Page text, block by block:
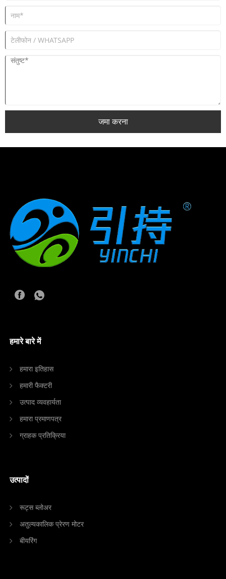
जमा करना
हमारे बारे में
हमारा इतिहास
हमारी फैक्टरी
उत्पाद व्यवहार्यता
हमारा प्रमाणपत्र
ग्राहक प्रतिक्रिया
उत्पादों
रूट्स ब्लोअर
अतुल्यकालिक प्रेरण मोटर
बीयरिंग